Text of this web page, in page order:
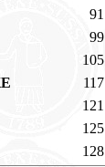
91
99
105
117
121
125
128